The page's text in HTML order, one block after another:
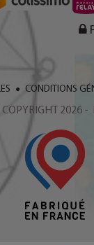
CONDITIONS
COPYRIGHT 2026